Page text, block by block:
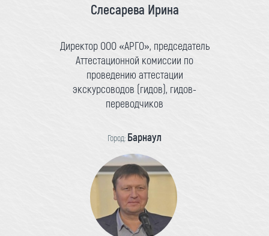
Слесарева Ирина
Директор ООО «АРГО», председатель
Аттестационной комиссии по
проведению аттестации
экскурсоводов (гидов), гидов-
переводчиков
Город: Барнаул